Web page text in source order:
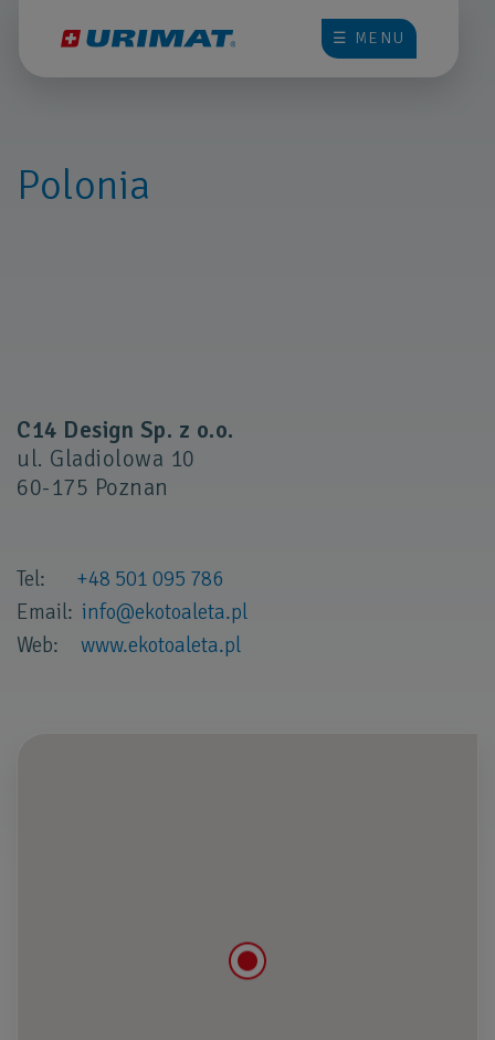
☰ MENU
Polonia
C14 Design Sp. z o.o.
ul. Gladiolowa 10
60-175 Poznan
Tel: +48 501 095 786
Email: info@ekotoaleta.pl
Web: www.ekotoaleta.pl